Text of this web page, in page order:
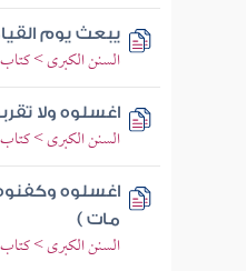
يبعث يوم
السنن الكبرى >
اغسلوه ولا
السنن الكبرى >
اغسلوه وكفنوه
مات )
السنن الكبرى >